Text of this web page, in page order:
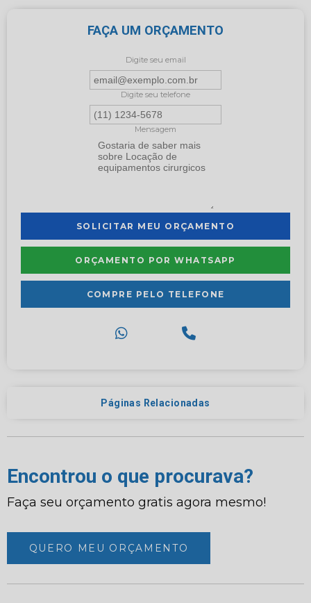
FAÇA UM ORÇAMENTO
Digite seu email
Digite seu telefone
Mensagem
SOLICITAR MEU ORÇAMENTO
ORÇAMENTO POR WHATSAPP
COMPRE PELO TELEFONE
Páginas Relacionadas
Encontrou o que procurava?
Faça seu orçamento gratis agora mesmo!
QUERO MEU ORÇAMENTO